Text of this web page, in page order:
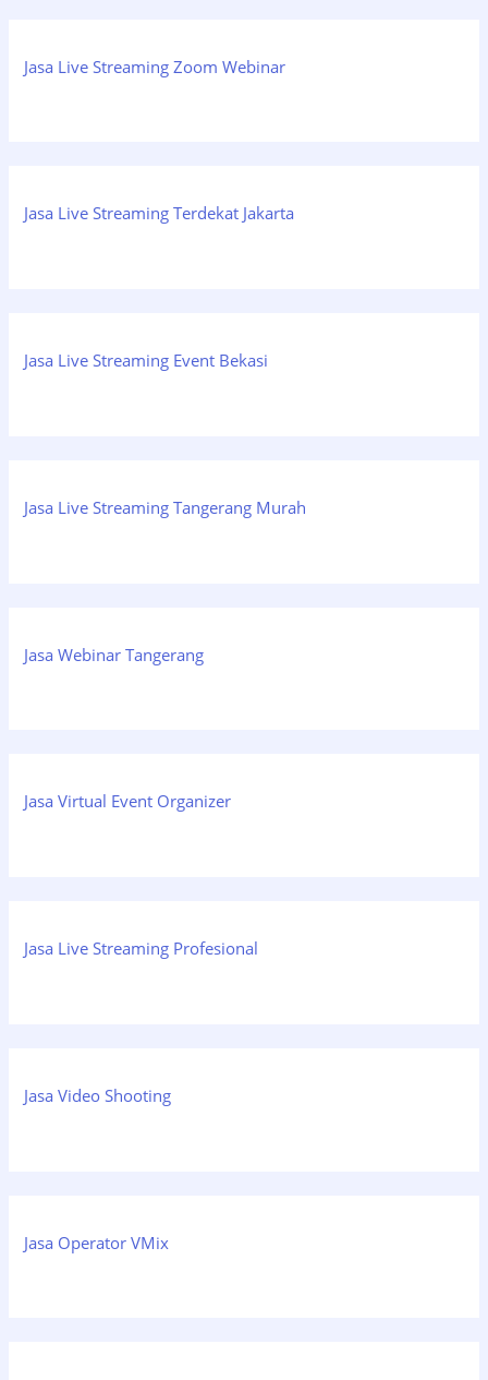
Jasa Live Streaming Zoom Webinar
Jasa Live Streaming Terdekat Jakarta
Jasa Live Streaming Event Bekasi
Jasa Live Streaming Tangerang Murah
Jasa Webinar Tangerang
Jasa Virtual Event Organizer
Jasa Live Streaming Profesional
Jasa Video Shooting
Jasa Operator VMix